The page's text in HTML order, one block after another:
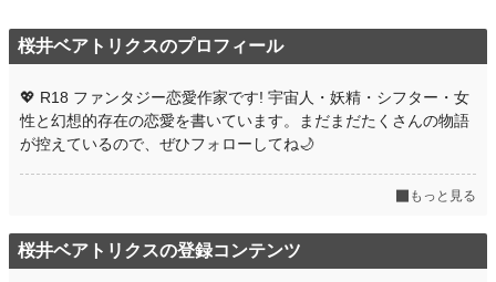
累計ポイント 10,000 pt (96,691 位)
桜井ベアトリクスのプロフィール
💖 R18 ファンタジー恋愛作家です! 宇宙人・妖精・シフター・女
性と幻想的存在の恋愛を書いています。まだまだたくさんの物語
が控えているので、ぜひフォローしてね🌙
もっと見る
桜井ベアトリクスの登録コンテンツ